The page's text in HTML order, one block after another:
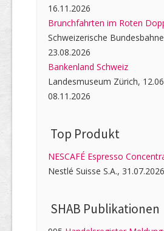
16.11.2026
Brunchfahrten im Roten
Schweizerische
23.08.2026
Bankenland Schweiz
Landesmuseum Zürich,
08.11.2026
Top Produkt
NESCAFÉ Espresso
Nestlé Suisse S.A., 31.07.2026
SHAB Publi­kati­onen